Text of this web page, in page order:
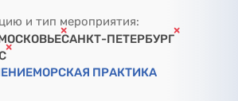
и тип мероприятия:
САНКТ-ПЕТЕРБУРГ
МОРСКАЯ ПРАКТИКА